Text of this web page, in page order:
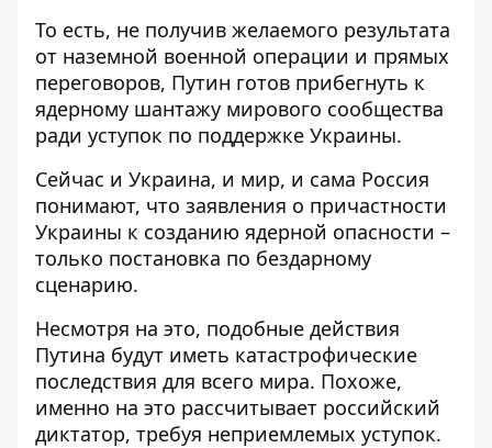
То есть, не получив желаемого результата
от наземной военной операции и прямых
переговоров, Путин готов прибегнуть к
ядерному шантажу мирового сообщества
ради уступок по поддержке Украины.
Сейчас и Украина, и мир, и сама Россия
понимают, что заявления о причастности
Украины к созданию ядерной опасности –
только постановка по бездарному
сценарию.
Несмотря на это, подобные действия
Путина будут иметь катастрофические
последствия для всего мира. Похоже,
именно на это рассчитывает российский
диктатор, требуя неприемлемых уступок.